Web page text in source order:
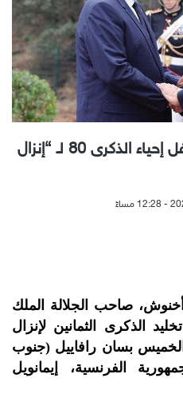
أخنوش يمثل الملك في حفل إحياء الذكرى 80 لـ “إنزال
صاحب الجلالة الملك
الذكرى الثمانين لإنزال
بسان رافاييل (جنوب
الفرنسية، إيمانويل